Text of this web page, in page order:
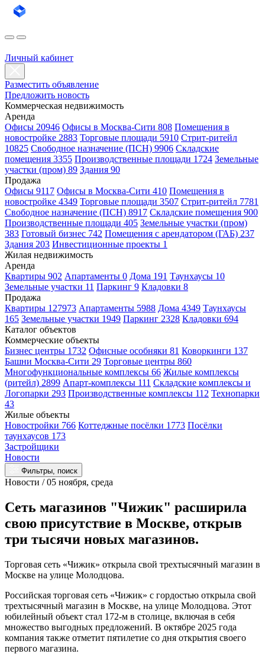
Личный кабинет
Разместить объявление
Предложить новость
Коммерческая недвижимость
Аренда
Офисы 20946 Офисы в Москва-Сити 808 Помещения в
новостройке 2883 Торговые площади 5910 Стрит-ритейл
10825 Свободное назначение (ПСН) 9906 Складские
помещения 3355 Производственные площади 1724 Земельные
участки (пром) 89 Здания 90
Продажа
Офисы 9117 Офисы в Москва-Сити 410 Помещения в
новостройке 4349 Торговые площади 3507 Стрит-ритейл 7781
Свободное назначение (ПСН) 8917 Складские помещения 900
Производственные площади 405 Земельные участки (пром)
383 Готовый бизнес 742 Помещения с арендатором (ГАБ) 237
Здания 203 Инвестиционные проекты 1
Жилая недвижимость
Аренда
Квартиры 902 Апартаменты 0 Дома 191 Таунхаусы 10
Земельные участки 11 Паркинг 9 Кладовки 8
Продажа
Квартиры 127973 Апартаменты 5988 Дома 4349 Таунхаусы
165 Земельные участки 1949 Паркинг 2328 Кладовки 694
Каталог объектов
Коммерческие объекты
Бизнес центры 1732 Офисные особняки 81 Коворкинги 137
Башни Москва-Сити 29 Торговые центры 860
Многофункциональные комплексы 66 Жилые комплексы
(ритейл) 2899 Апарт-комплексы 111 Складские комплексы и
Логопарки 293 Производственные комплексы 112 Технопарки
43
Жилые объекты
Новостройки 766 Коттеджные посёлки 1773 Посёлки
таунхаусов 173
Застройщики
Новости
Фильтры, поиск
Новости / 05 ноября, среда
Сеть магазинов "Чижик" расширила
свою присутствие в Москве, открыв
три тысячи новых магазинов.
Торговая сеть «Чижик» открыла свой трехтысячный магазин в
Москве на улице Молодцова.
Российская торговая сеть «Чижик» с гордостью открыла свой
трехтысячный магазин в Москве, на улице Молодцова. Этот
юбилейный объект стал 172-м в столице, включая в себя
множество выгодных предложений. В октябре 2025 года
компания также отметит пятилетие со дня открытия своего
первого магазина.